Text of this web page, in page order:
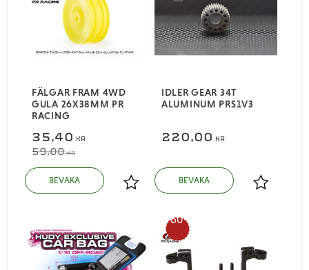
FÄLGAR FRAM 4WD
GULA 26X38MM PR
RACING
35,40 KR
59,00KR
Lägg till i favoriter
IDLER GEAR 34T
ALUMINUM PRS1V3
220,00 KR
Lägg till i
60
%